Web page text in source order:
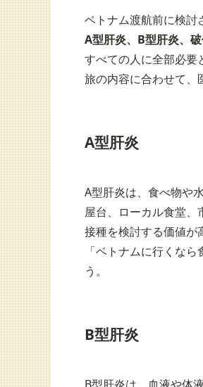
ベトナム渡航前に検討
A型肝炎、B型肝炎、
すべての人に全部必要
旅の内容に合わせて、
A型肝炎
A型肝炎は、食べ物や
屋台、ローカル食堂、
接種を検討する価値が
「ベトナムに行くな
う。
B型肝炎
B型肝炎は、血液や体